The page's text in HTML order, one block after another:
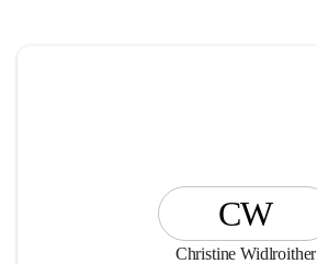
CW
Christine Widlroither